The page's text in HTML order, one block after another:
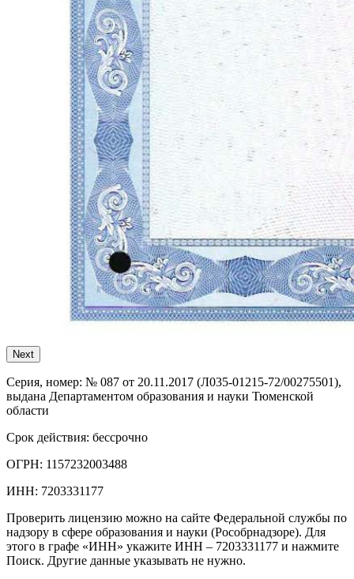
Next
Серия, номер: № 087 от 20.11.2017 (Л035-01215-72/00275501),
выдана Департаментом образования и науки Тюменской
области
Срок действия: бессрочно
ОГРН: 1157232003488
ИНН: 7203331177
Проверить лицензию можно на сайте Федеральной службы по
надзору в сфере образования и науки (Рособрнадзоре). Для
этого в графе «ИНН» укажите ИНН – 7203331177 и нажмите
Поиск. Другие данные указывать не нужно.